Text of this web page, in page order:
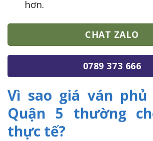
hơn.
CHAT ZALO
0789 373 666
Vì sao giá ván
Quận 5 thường
thực tế?